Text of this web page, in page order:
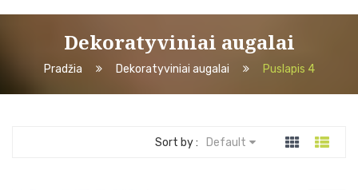
Dekoratyviniai augalai
Pradžia Dekoratyviniai augalai Puslapis 4
Sort by : Default